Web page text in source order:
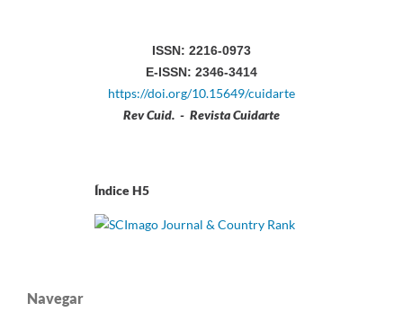
ISSN: 2216-0973
E-ISSN: 2346-3414
https://doi.org/10.15649/cuidarte
Rev Cuid. - Revista Cuidarte
Índice H5
Navegar